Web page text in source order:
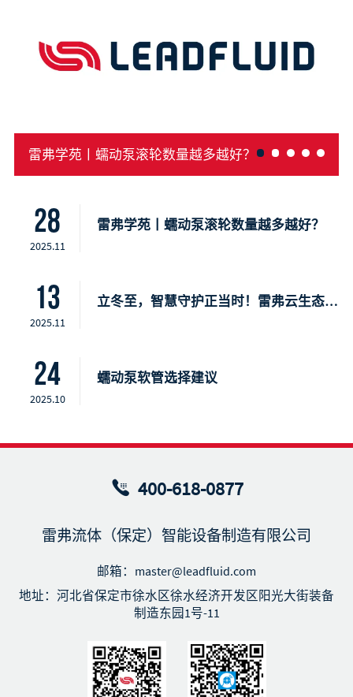
雷弗学苑丨蠕动泵滚轮数量越多越好？
28
2025.11
雷弗学苑丨蠕动泵滚轮数量越多越好？
13
2025.11
立冬至，智慧守护正当时！雷弗云生态，开启智慧种植新时代
24
2025.10
蠕动泵软管选择建议
400-618-0877
雷弗流体（保定）智能设备制造有限公司
邮箱：master@leadfluid.com
地址：河北省保定市徐水区徐水经济开发区阳光大街装备
制造东园1号-11